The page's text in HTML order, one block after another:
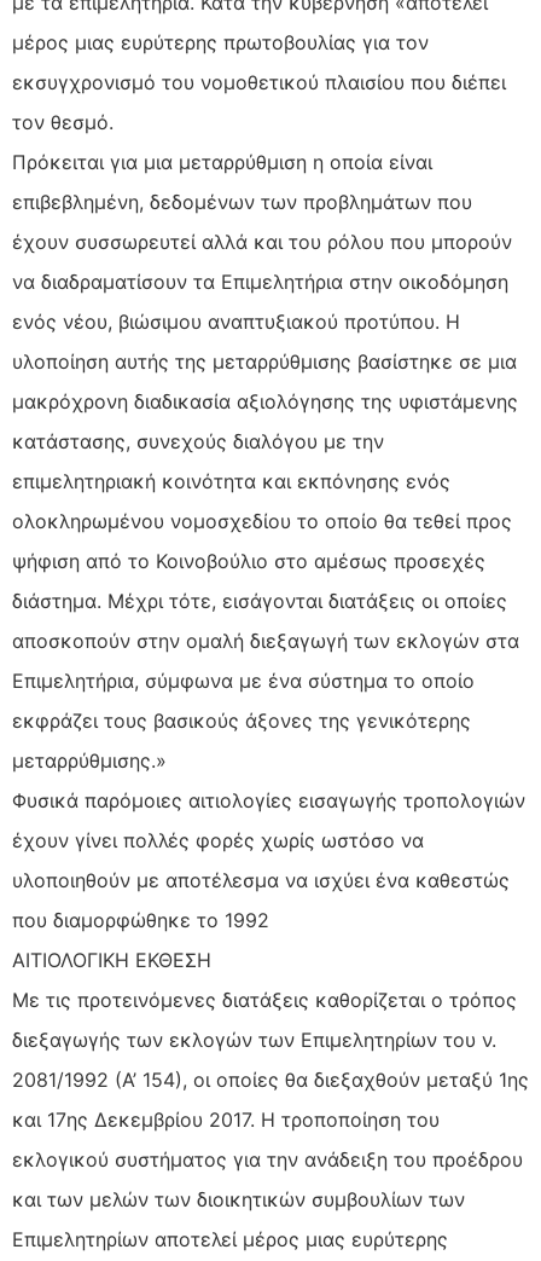
μέρος μιας ευρύτερης πρωτοβουλίας για τον
εκσυγχρονισμό του νομοθετικού πλαισίου που διέπει
τον θεσμό.
Πρόκειται για μια μεταρρύθμιση η οποία είναι
επιβεβλημένη, δεδομένων των προβλημάτων που
έχουν συσσωρευτεί αλλά και του ρόλου που μπορούν
να διαδραματίσουν τα Επιμελητήρια στην οικοδόμηση
ενός νέου, βιώσιμου αναπτυξιακού προτύπου. Η
υλοποίηση αυτής της μεταρρύθμισης βασίστηκε σε μια
μακρόχρονη διαδικασία αξιολόγησης της υφιστάμενης
κατάστασης, συνεχούς διαλόγου με την
επιμελητηριακή κοινότητα και εκπόνησης ενός
ολοκληρωμένου νομοσχεδίου το οποίο θα τεθεί προς
ψήφιση από το Κοινοβούλιο στο αμέσως προσεχές
διάστημα. Μέχρι τότε, εισάγονται διατάξεις οι οποίες
αποσκοπούν στην ομαλή διεξαγωγή των εκλογών στα
Επιμελητήρια, σύμφωνα με ένα σύστημα το οποίο
εκφράζει τους βασικούς άξονες της γενικότερης
μεταρρύθμισης.»
Φυσικά παρόμοιες αιτιολογίες εισαγωγής τροπολογιών
έχουν γίνει πολλές φορές χωρίς ωστόσο να
υλοποιηθούν με αποτέλεσμα να ισχύει ένα καθεστώς
που διαμορφώθηκε το 1992
ΑΙΤΙΟΛΟΓΙΚΗ ΕΚΘΕΣΗ
Με τις προτεινόμενες διατάξεις καθορίζεται ο τρόπος
διεξαγωγής των εκλογών των Επιμελητηρίων του ν.
2081/1992 (Α’ 154), οι οποίες θα διεξαχθούν μεταξύ 1ης
και 17ης Δεκεμβρίου 2017. Η τροποποίηση του
εκλογικού συστήματος για την ανάδειξη του προέδρου
και των μελών των διοικητικών συμβουλίων των
Επιμελητηρίων αποτελεί μέρος μιας ευρύτερης